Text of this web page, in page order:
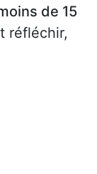
de 15
réfléchir,